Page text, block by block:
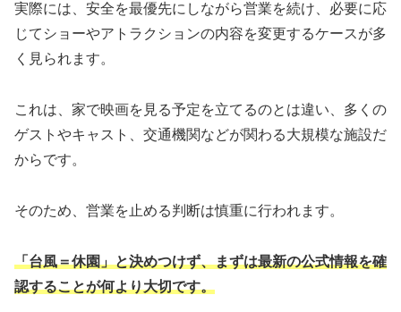
実際には、安全を最優先にしながら営業を続け、必要に応
じてショーやアトラクションの内容を変更するケースが多
く見られます。
これは、家で映画を見る予定を立てるのとは違い、多くの
ゲストやキャスト、交通機関などが関わる大規模な施設だ
からです。
そのため、営業を止める判断は慎重に行われます。
「台風＝休園」と決めつけず、まずは最新の公式情報を確
認することが何より大切です。